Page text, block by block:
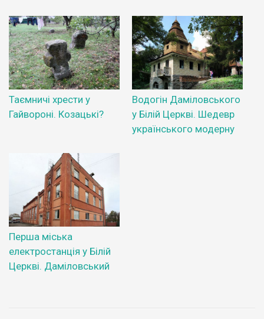
Таємничі хрести у
Гайвороні. Козацькі?
Водогін Даміловського
у Білій Церкві. Шедевр
українського модерну
Перша міська
електростанція у Білій
Церкві. Даміловський